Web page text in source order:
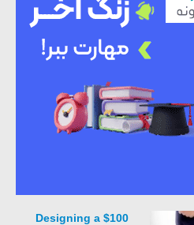
Designing a $100